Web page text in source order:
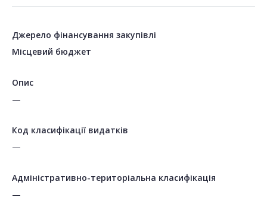
Джерело фінансування закупівлі
Місцевий бюджет
Опис
—
Код класифікації видатків
—
Адміністративно-територіальна класифікація
—